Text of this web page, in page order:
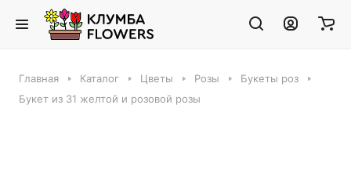
Главная Каталог Цветы Розы
Букеты роз
Букет из 31 желтой и розовой розы